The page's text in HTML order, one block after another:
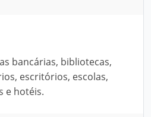
bancárias, bibliotecas,
escritórios, escolas,
e hotéis.